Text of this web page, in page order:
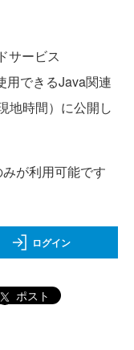
サービス
用できるJava関連
地時間）に公開し
が利用可能です
ログイン
ポスト